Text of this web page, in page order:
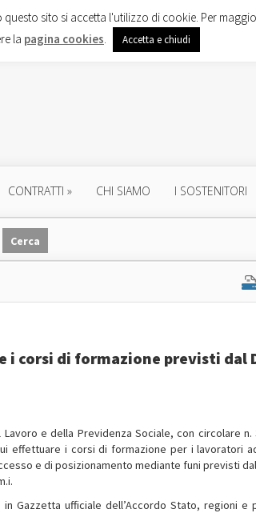
CONTRATTI » CHI SIAMO I SOSTENITORI
corsi di formazione previsti dal
e della Previdenza Sociale, con circolare n.
effettuare i corsi di formazione per i lavoratori
e di posizionamento mediante funi previsti
Gazzetta ufficiale dell’Accordo Stato, regioni e
sito si accetta l'utilizzo di cookie. Per
la pagina cookies. Accetta e chiudi